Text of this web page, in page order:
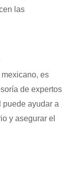
las
es
de expertos
ayudar a
y asegurar el